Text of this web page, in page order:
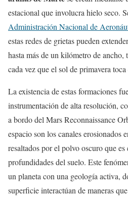
estacional que involucra hielo seco.
Administración Nacional de
estas redes de grietas pueden
hasta más de un kilómetro de ancho,
cada vez que el sol de primavera
La existencia de estas formaciones
instrumentación de alta resolución,
a bordo del Mars Reconnaissance
espacio son los canales erosionados
resaltados por el polvo oscuro que es
profundidades del suelo. Este
un planeta con una geología activa,
superficie interactúan de maneras